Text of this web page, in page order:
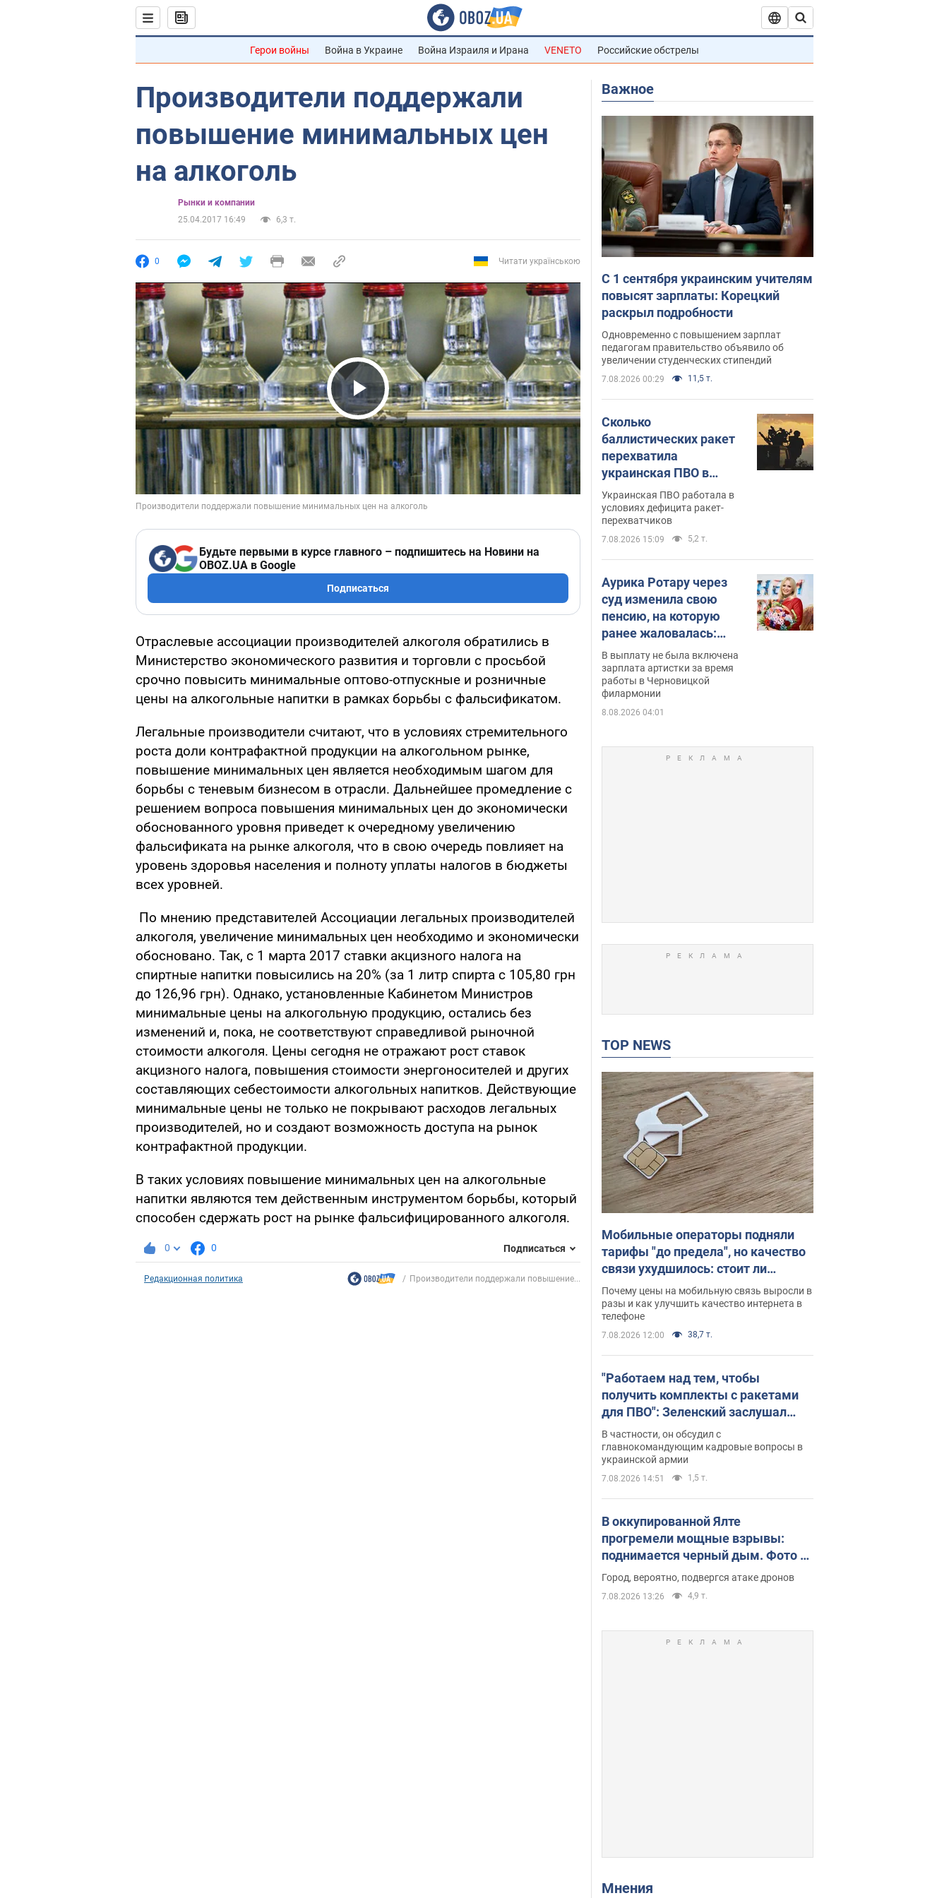
Герои войны Война в Украине Война Израиля и Ирана VENETO Российские обстрелы
Производители поддержали
повышение минимальных цен
на алкоголь
Рынки и компании
25.04.2017 16:49
6,3 т.
0 Читати українською
Play Video
Будьте первыми в курсе главного – подпишитесь на Новини на
OBOZ.UA в Google
Подписаться
Отраслевые ассоциации производителей алкоголя обратились в
Министерство экономического развития и торговли с просьбой
срочно повысить минимальные оптово-отпускные и розничные
цены на алкогольные напитки в рамках борьбы с фальсификатом.
Легальные производители считают, что в условиях стремительного
роста доли контрафактной продукции на алкогольном рынке,
повышение минимальных цен является необходимым шагом для
борьбы с теневым бизнесом в отрасли. Дальнейшее промедление с
решением вопроса повышения минимальных цен до экономически
обоснованного уровня приведет к очередному увеличению
фальсификата на рынке алкоголя, что в свою очередь повлияет на
уровень здоровья населения и полноту уплаты налогов в бюджеты
всех уровней.
По мнению представителей Ассоциации легальных производителей
алкоголя, увеличение минимальных цен необходимо и экономически
обосновано. Так, с 1 марта 2017 ставки акцизного налога на
спиртные напитки повысились на 20% (за 1 литр спирта с 105,80 грн
до 126,96 грн). Однако, установленные Кабинетом Министров
минимальные цены на алкогольную продукцию, остались без
изменений и, пока, не соответствуют справедливой рыночной
стоимости алкоголя. Цены сегодня не отражают рост ставок
акцизного налога, повышения стоимости энергоносителей и других
составляющих себестоимости алкогольных напитков. Действующие
минимальные цены не только не покрывают расходов легальных
производителей, но и создают возможность доступа на рынок
контрафактной продукции.
В таких условиях повышение минимальных цен на алкогольные
напитки являются тем действенным инструментом борьбы, который
способен сдержать рост на рынке фальсифицированного алкоголя.
0 0 Подписаться
Редакционная политика Производители поддержали повышение...
Важное
С 1 сентября украинским учителям
повысят зарплаты: Корецкий
раскрыл подробности
Одновременно с повышением зарплат
педагогам правительство объявило об
увеличении студенческих стипендий
7.08.2026 00:29 11,5 т.
Сколько
баллистических ракет
перехватила
украинская ПВО в
июле: в Минобороны
назвали цифру
Украинская ПВО работала в
условиях дефицита ракет-
перехватчиков
7.08.2026 15:09 5,2 т.
Аурика Ротару через
суд изменила свою
пенсию, на которую
ранее жаловалась:
сколько получала
певица
В выплату не была включена
зарплата артистки за время
работы в Черновицкой
филармонии
8.08.2026 04:01
TOP NEWS
Мобильные операторы подняли
тарифы "до предела", но качество
связи ухудшилось: стоит ли
жаловаться на цены
Почему цены на мобильную связь выросли в
разы и как улучшить качество интернета в
телефоне
7.08.2026 12:00 38,7 т.
"Работаем над тем, чтобы
получить комплекты с ракетами
для ПВО": Зеленский заслушал
доклад Драпатого и объявил о
новых мерах
В частности, он обсудил с
главнокомандующим кадровые вопросы в
украинской армии
7.08.2026 14:51 1,5 т.
В оккупированной Ялте
прогремели мощные взрывы:
поднимается черный дым. Фото и
видео
Город, вероятно, подвергся атаке дронов
7.08.2026 13:26 4,9 т.
Мнения